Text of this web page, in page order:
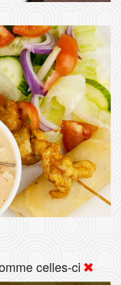
celles-ci